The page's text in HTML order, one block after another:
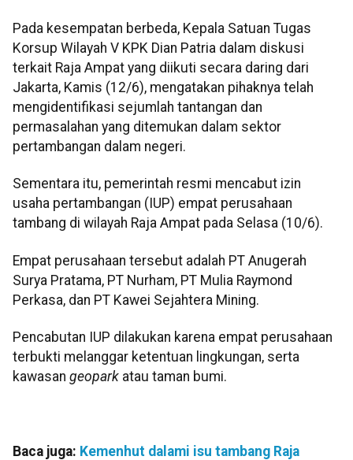
Pada kesempatan berbeda, Kepala Satuan Tugas
Korsup Wilayah V KPK Dian Patria dalam diskusi
terkait Raja Ampat yang diikuti secara daring dari
Jakarta, Kamis (12/6), mengatakan pihaknya telah
mengidentifikasi sejumlah tantangan dan
permasalahan yang ditemukan dalam sektor
pertambangan dalam negeri.
Sementara itu, pemerintah resmi mencabut izin
usaha pertambangan (IUP) empat perusahaan
tambang di wilayah Raja Ampat pada Selasa (10/6).
Empat perusahaan tersebut adalah PT Anugerah
Surya Pratama, PT Nurham, PT Mulia Raymond
Perkasa, dan PT Kawei Sejahtera Mining.
Pencabutan IUP dilakukan karena empat perusahaan
terbukti melanggar ketentuan lingkungan, serta
kawasan geopark atau taman bumi.
Baca juga: Kemenhut dalami isu tambang Raja